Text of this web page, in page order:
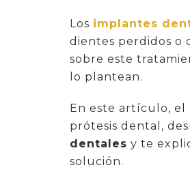
Los implantes
dientes perdidos o
sobre este
lo plantean.
En este artículo, el
prótesis dental,
dentales y te
solución.